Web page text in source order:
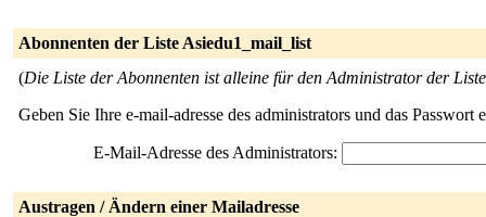
Abonnenten der Liste Asiedu1_mail_list
(Die Liste der Abonnenten ist alleine für den Administrator der
Geben Sie Ihre e-mail-adresse des administrators und das
E-Mail-Adresse des Administrators:
Austragen / Ändern einer Mailadresse